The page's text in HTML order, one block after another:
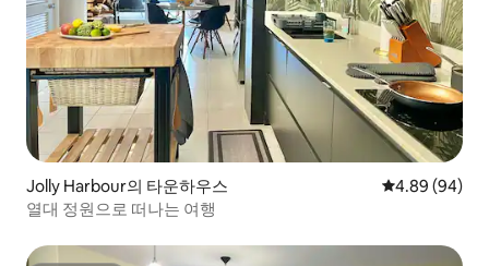
Jolly Harbour의 타운하우스 평점 4.89점(5
4.89 (94)
열대 정원으로 떠나는 여행